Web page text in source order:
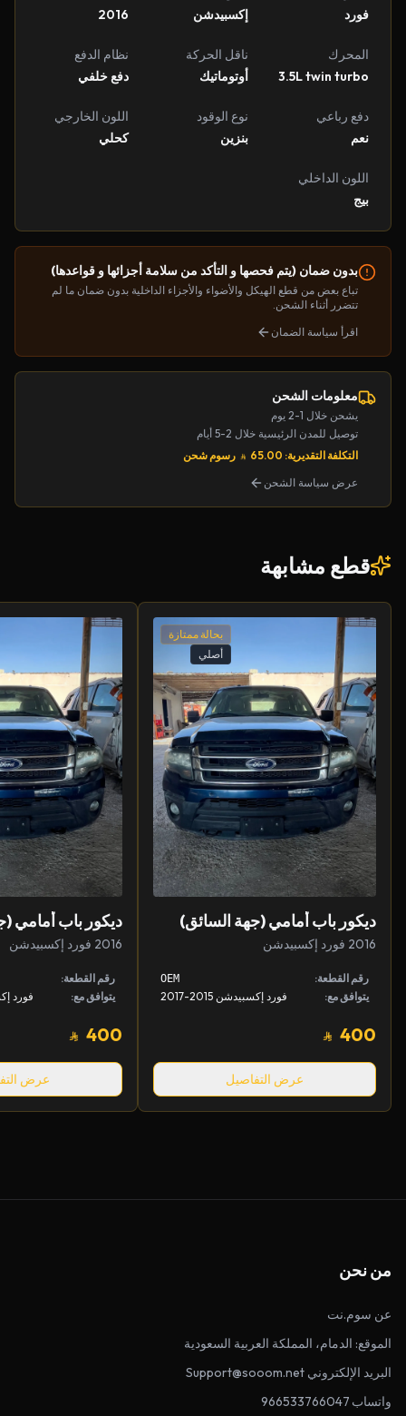
فورد
إكسبيدشن
2016
المحرك
3.5L twin turbo
ناقل الحركة
أوتوماتيك
نظام الدفع
دفع خلفي
دفع رباعي
نعم
نوع الوقود
بنزين
اللون الخارجي
كحلي
اللون الداخلي
بيج
بدون ضمان (يتم فحصها و التأكد من سلامة أجزائها و قواعدها)
تباع بعض من قطع الهيكل والأضواء والأجزاء الداخلية بدون ضمان ما لم
تتضرر أثناء الشحن.
اقرأ سياسة الضمان
معلومات الشحن
يشحن خلال 1-2 يوم
توصيل للمدن الرئيسية خلال 2-5 أيام
التكلفة التقديرية: 65.00
رسوم شحن
عرض سياسة الشحن
قطع مشابهة
بحالة ممتازة
أصلي
ديكور باب أمامي (جهة السائق)
2016 فورد إكسبيدشن
رقم القطعة: OEM
يتوافق مع: فورد إكسبيدشن 2015-2017
400
عرض التفاصيل
ديكور باب أمامي
2016 فورد إكسبيدشن
رقم القطعة:
يتوافق مع:
فورد
400
عرض
من نحن
عن سوم.نت
الموقع: الدمام، المملكة العربية السعودية
البريد الإلكتروني Support@sooom.net
واتساب 966533766047